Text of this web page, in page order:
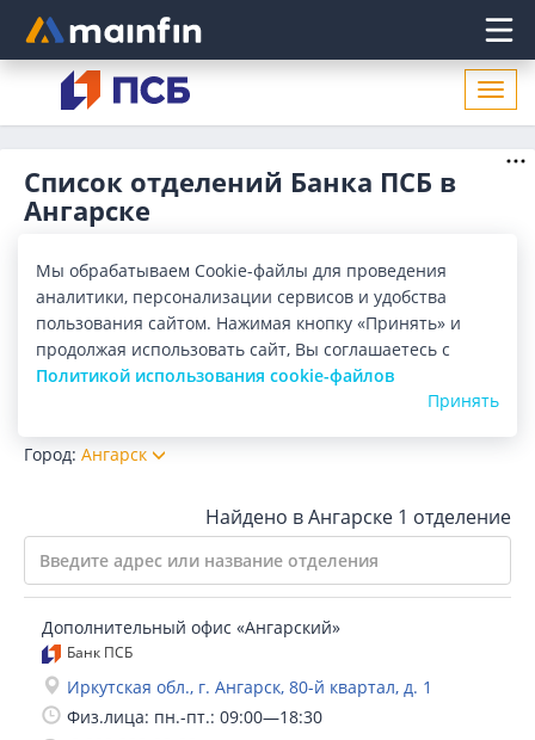
Главное меню
Список отделений Банка ПСБ в
Ангарске
поиск ближайшего отделения Банка ПСБ в Ангарске по
адресу, названию. Часы работы, телефоны, контактные
данные.
Показать весь
Банкоматы
Список
Город: Ангарск
Найдено в Ангарске 1 отделение
Дополнительный офис «Ангарский»
Банк ПСБ
Иркутская обл., г. Ангарск, 80-й квартал, д. 1
Физ.лица: пн.-пт.: 09:00—18:30
Мы обрабатываем Cookie-файлы для проведения
аналитики, персонализации сервисов и удобства
пользования сайтом. Нажимая кнопку «Принять» и
продолжая использовать сайт, Вы соглашаетесь с
Политикой использования cookie-файлов
Принять